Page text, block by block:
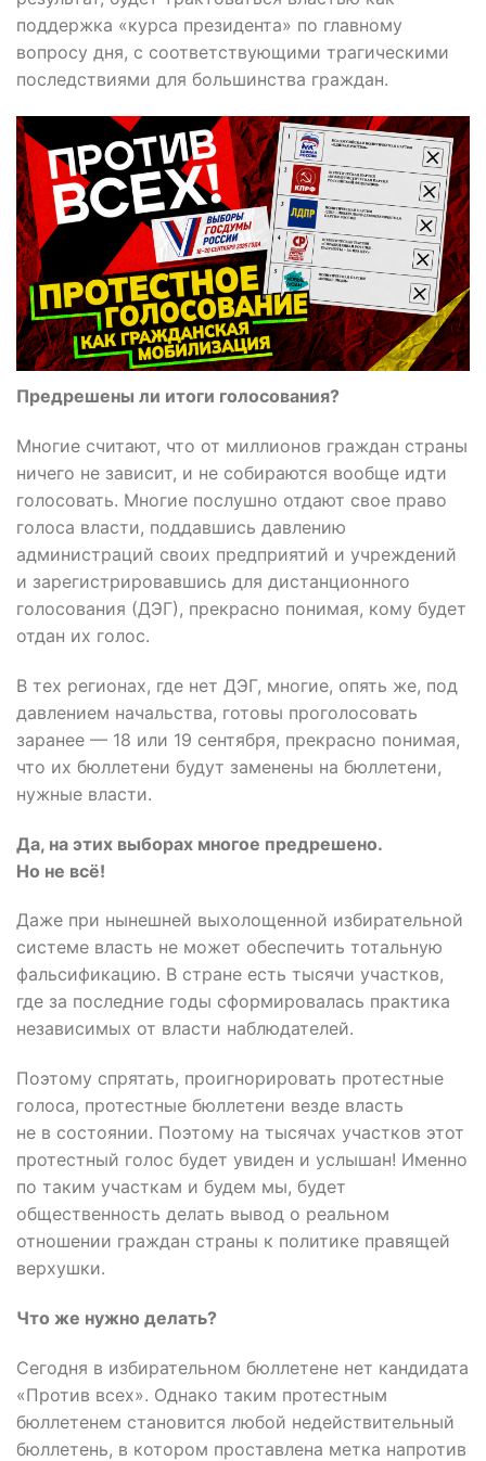
поддержка «курса президента» по главному
вопросу дня, с соответствующими трагическими
последствиями для большинства граждан.
Предрешены ли итоги голосования?
Многие считают, что от миллионов граждан страны
ничего не зависит, и не собираются вообще идти
голосовать. Многие послушно отдают свое право
голоса власти, поддавшись давлению
администраций своих предприятий и учреждений
и зарегистрировавшись для дистанционного
голосования (ДЭГ), прекрасно понимая, кому будет
отдан их голос.
В тех регионах, где нет ДЭГ, многие, опять же, под
давлением начальства, готовы проголосовать
заранее — 18 или 19 сентября, прекрасно понимая,
что их бюллетени будут заменены на бюллетени,
нужные власти.
Да, на этих выборах многое предрешено.
Но не всё!
Даже при нынешней выхолощенной избирательной
системе власть не может обеспечить тотальную
фальсификацию. В стране есть тысячи участков,
где за последние годы сформировалась практика
независимых от власти наблюдателей.
Поэтому спрятать, проигнорировать протестные
голоса, протестные бюллетени везде власть
не в состоянии. Поэтому на тысячах участков этот
протестный голос будет увиден и услышан! Именно
по таким участкам и будем мы, будет
общественность делать вывод о реальном
отношении граждан страны к политике правящей
верхушки.
Что же нужно делать?
Сегодня в избирательном бюллетене нет кандидата
«Против всех». Однако таким протестным
бюллетенем становится любой недействительный
бюллетень, в котором проставлена метка напротив